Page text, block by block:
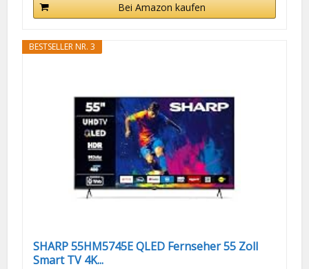
Bei Amazon kaufen
BESTSELLER NR. 3
SHARP 55HM5745E QLED Fernseher 55 Zoll
Smart TV 4K...